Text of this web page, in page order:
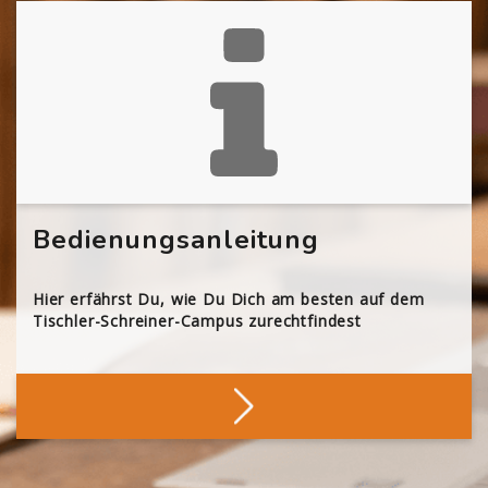
Bedienungsanleitung
Hier erfährst Du, wie Du Dich am besten auf dem
Tischler-Schreiner-Campus zurechtfindest